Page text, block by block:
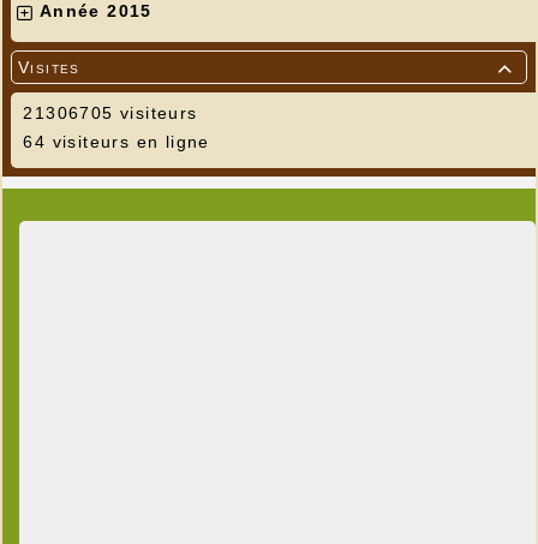
Année 2015

Visites
21306705 visiteurs
64 visiteurs en ligne